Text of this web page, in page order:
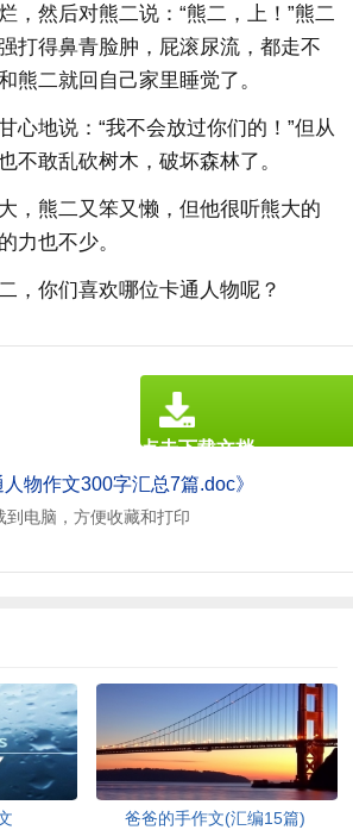
，然后对熊二说：“熊二，上！”熊二
打得鼻青脸肿，屁滚尿流，都走不
熊二就回自己家里睡觉了。
心地说：“我不会放过你们的！”但从
不敢乱砍树木，破坏森林了。
，熊二又笨又懒，但他很听熊大的
力也不少。
，你们喜欢哪位卡通人物呢？
物作文300字汇总7篇.doc》
电脑，方便收藏和打印
点击下载文档
文档为doc格式
爸爸的手作文(汇编15篇)